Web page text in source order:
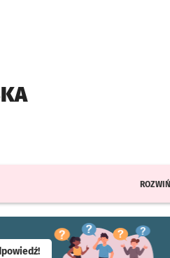
ROZWIŃ
- otworzy się w nowej karcie